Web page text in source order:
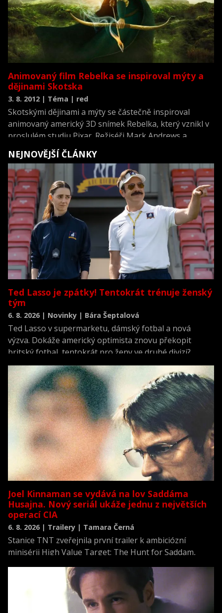
Animovaný film Rebelka se inspiroval mýty a
dějinami Skotska
3. 8. 2012 | Téma | red
Skotskými dějinami a mýty se částečně inspiroval
animovaný americký 3D snímek Rebelka, který vznikl v
proslulém studiu Pixar. Režiséři Mark Andrews a
Brenda Chapmanová do příběhu princezny Meridy,
která dává lukostřelbě přednost před vdavkami a
panováním, zakomponovali sjednocení skotských
klanů, medvědího démona Mor'du, bludičky i trochu
potrhlou čarodějnici. První snímek Pixaru se ženskou
hlavní hrdinkou uvede do tuzemské distribuce 16.
srpna společnost Falcon.
NEJNOVĚJŠÍ ČLÁNKY
Ted Lasso je zpátky! Tentokrát trénuje ženský
tým
6. 8. 2026 | Novinky | Bára Šeptalová
Ted Lasso v supermarketu, dámský fotbal a nová
výzva. Dokáže americký optimista znovu překopit
britský fotbal, tentokrát pro ženy ve druhé divizi?
Joel Kinnaman se vydává na lov Saddáma
Husajna. Nový seriál ukáže jednu z největších
operací CIA
6. 8. 2026 | Trailery | Tamara Černá
Stanice TNT zveřejnila první trailer k ambiciózní
minisérii High Value Target: The Hunt for Saddam,
novodobých dějin.